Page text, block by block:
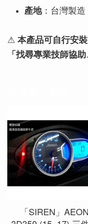
產地：台灣製造
⚠ 本產品可自行安
「找尋專業技師協助
「SIREN」AEON